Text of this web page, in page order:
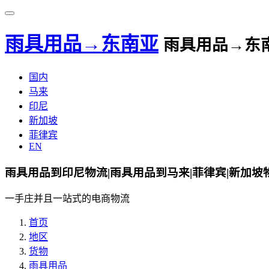
雨具用品→东南亚 雨具用品→东
国内
马来
印尼
新加坡
菲律宾
EN
雨具用品到印尼物流|雨具用品到马来|菲律宾|新加坡
一手庄并且一站式的电商物流
首页
地区
货物
雨具用品